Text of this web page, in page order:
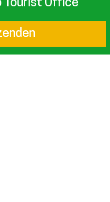
Tourist Office